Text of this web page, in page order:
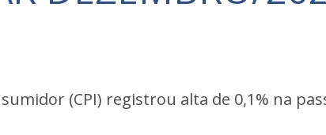
(CPI) registrou alta de 0,1% na